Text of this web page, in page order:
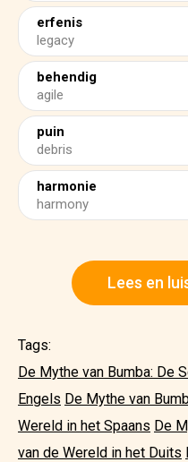
erfenis
legacy
behendig
agile
puin
debris
harmonie
harmony
Lees en
Tags:
De Mythe van Bumba: De
Engels De Mythe van
Wereld in het Spaans De
van de Wereld in het Duits